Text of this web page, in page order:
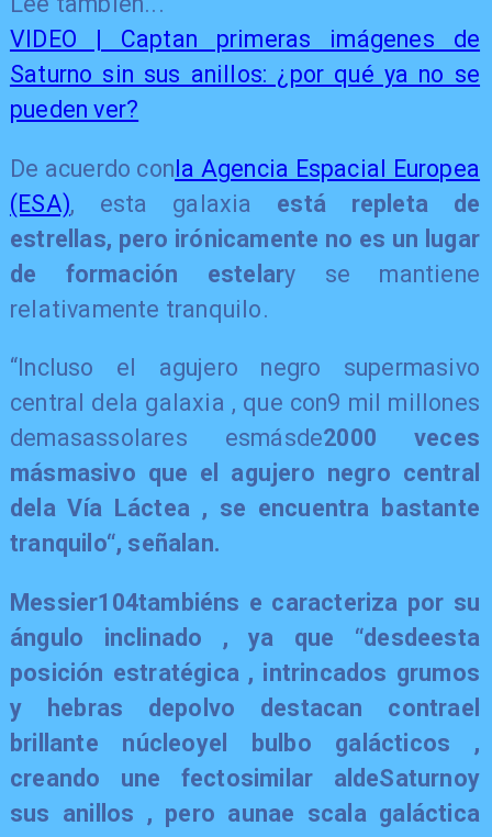
VIDEO | Captan primeras imágenes de
Saturno sin sus anillos: ¿por qué ya no se
pueden ver?
De acuerdo conla Agencia Espacial Europea
(ESA), esta galaxia
está repleta de
estrellas, pero irónicamente no es un lugar
de formación estelary se mantiene
relativamente tranquilo.
“Incluso el agujero negro supermasivo
central dela galaxia , que con9 mil millones
demasassolares esmásde2000 veces
másmasivo que el agujero negro central
dela Vía Láctea , se encuentra bastante
tranquilo“, señalan.
Messier104tambiéns e caracteriza por su
ángulo inclinado , ya que “desdeesta
posición estratégica , intrincados grumos
y hebras depolvo destacan contrael
brillante núcleoyel bulbo galácticos ,
creando une fectosimilar aldeSaturnoy
sus anillos , pero aunae scala galáctica